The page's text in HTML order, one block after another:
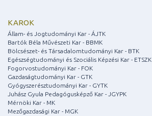
KAROK
Állam- és Jogtudományi Kar - ÁJTK
Bartók Béla Művészeti Kar - BBMK
Bölcsészet- és Társadalomtudományi Kar - BTK
Egészségtudományi és Szociális Képzési Kar - ETSZK
Fogorvostudományi Kar - FOK
Gazdaságtudományi Kar - GTK
Gyógyszerésztudományi Kar - GYTK
Juhász Gyula Pedagógusképző Kar - JGYPK
Mérnöki Kar - MK
Mezőgazdasági Kar - MGK